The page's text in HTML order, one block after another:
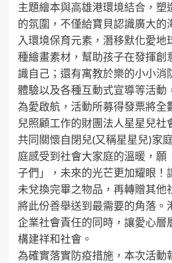
主題繪本與高雄港環境結合，塑
的氛圍，不僅給寶貝認識廣大的
入環境保育元素，潛移默化愛地
種繪畫素材，幫助孩子在發揮創
識自己；還有寓教於樂的小小消
體驗以及各種互動式宣導等活動
為愛啟航，活動所募得發票將全
兒照顧工作的財團法人星星兒社
共同關懷自閉兒(又稱星星兒)家
庭感受到社會大家庭的溫暖，願
子們」，未來的光芒更加耀眼！
未兌換完畢之物品，再轉贈其他
將此份善舉送到最需要的角落。
企業社會責任的同時，讓愛心層
構建祥和社會。
為確實落實防疫措施，本次活動